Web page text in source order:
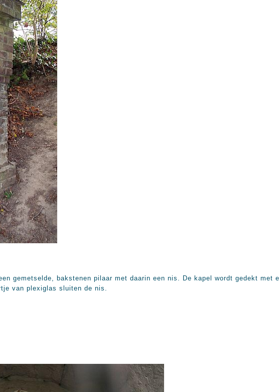
gemetselde, bakstenen pilaar met daarin een nis. De kapel wordt gedekt met
van plexiglas sluiten de nis.